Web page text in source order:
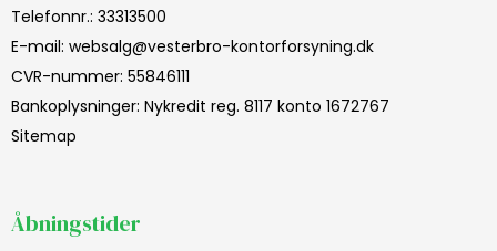
Telefonnr.: 33313500
E-mail: websalg@vesterbro-kontorforsyning.dk
CVR-nummer: 55846111
Bankoplysninger: Nykredit reg. 8117 konto 1672767
Sitemap
Åbningstider